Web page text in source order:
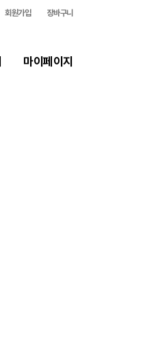
회원가입 장바구니
마이페이지